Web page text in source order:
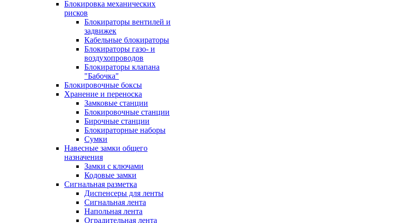
Блокировка механических
рисков
Блокираторы вентилей и
задвижек
Кабельные блокираторы
Блокираторы газо- и
воздухопроводов
Блокираторы клапана
"Бабочка"
Блокировочные боксы
Хранение и переноска
Замковые станции
Блокировочные станции
Бирочные станции
Блокираторные наборы
Сумки
Навесные замки общего
назначения
Замки с ключами
Кодовые замки
Сигнальная разметка
Диспенсеры для ленты
Сигнальная лента
Напольная лента
Оградительная лента